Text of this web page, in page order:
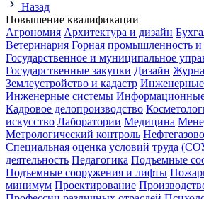
Назад
Повышение квалификации
Агрономия Архитектура и дизайн
Ветеринария Горная промышленность и
Государственное и муниципальное
Государственные закупки Дизайн
Землеустройство и кадастр
Инженерные системы
Кадровое делопроизводство
искусство Лаборатории Медицина
Метрологический контроль
Специальная оценка условий труда
деятельность Педагогика Подъемные
Подъемные сооружения и лифты
минимум Проектирование